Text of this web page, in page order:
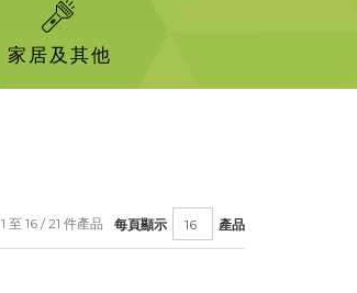
家居及其他
每頁顯示 產品
1 至 16 / 21 件產品